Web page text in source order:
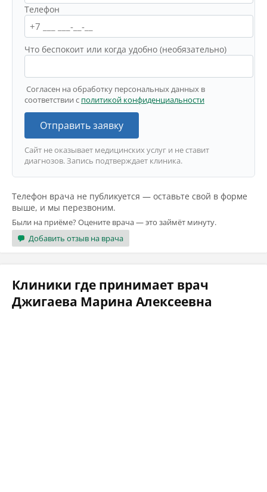
Телефон
Что беспокоит или когда удобно (необязательно)
Согласен на обработку персональных данных в
соответствии с политикой конфиденциальности
Отправить заявку
Сайт не оказывает медицинских услуг и не ставит
диагнозов. Запись подтверждает клиника.
Телефон врача не публикуется — оставьте свой в форме
выше, и мы перезвоним.
Были на приёме? Оцените врача — это займёт минуту.
Добавить отзыв на врача
Клиники где принимает врач
Джигаева Марина Алексеевна